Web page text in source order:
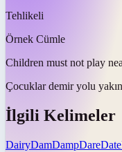
Tehlikeli
Örnek Cümle
Children must not play
Çocuklar demir yolu
İlgili Kelimeler
DairyDamDampDareDate